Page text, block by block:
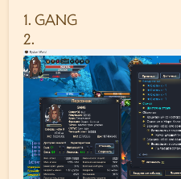
1. GANG
2.